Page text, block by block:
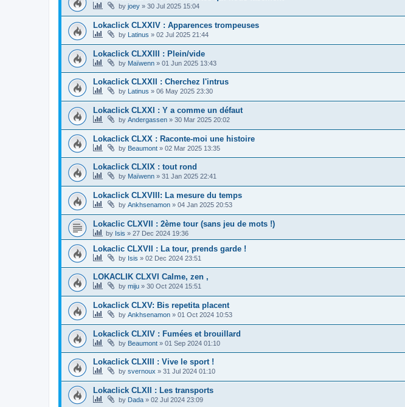
by joey » 30 Jul 2025 15:04
Lokaclick CLXXIV : Apparences trompeuses
by Latinus » 02 Jul 2025 21:44
Lokaclick CLXXIII : Plein/vide
by Maïwenn » 01 Jun 2025 13:43
Lokaclick CLXXII : Cherchez l'intrus
by Latinus » 06 May 2025 23:30
Lokaclick CLXXI : Y a comme un défaut
by Andergassen » 30 Mar 2025 20:02
Lokaclick CLXX : Raconte-moi une histoire
by Beaumont » 02 Mar 2025 13:35
Lokaclick CLXIX : tout rond
by Maïwenn » 31 Jan 2025 22:41
Lokaclick CLXVIII: La mesure du temps
by Ankhsenamon » 04 Jan 2025 20:53
Lokaclic CLXVII : 2ème tour (sans jeu de mots !)
by Isis » 27 Dec 2024 19:36
Lokaclic CLXVII : La tour, prends garde !
by Isis » 02 Dec 2024 23:51
LOKACLIK CLXVI Calme, zen ,
by miju » 30 Oct 2024 15:51
Lokaclick CLXV: Bis repetita placent
by Ankhsenamon » 01 Oct 2024 10:53
Lokaclick CLXIV : Fumées et brouillard
by Beaumont » 01 Sep 2024 01:10
Lokaclick CLXIII : Vive le sport !
by svernoux » 31 Jul 2024 01:10
Lokaclick CLXII : Les transports
by Dada » 02 Jul 2024 23:09